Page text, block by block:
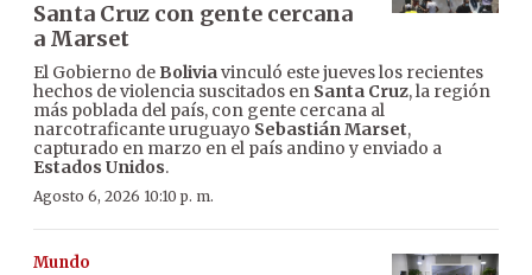
Santa Cruz con gente cercana
a Marset
El Gobierno de Boliviavinculó este jueves los recientes
hechos de violencia suscitados en Santa Cruz, la región
más poblada del país, con gente cercana al
narcotraficante uruguayo Sebastián Marset,
capturado en marzo en el país andino y enviado a
Estados Unidos.
Agosto 6, 2026 10:10 p. m.
Mundo